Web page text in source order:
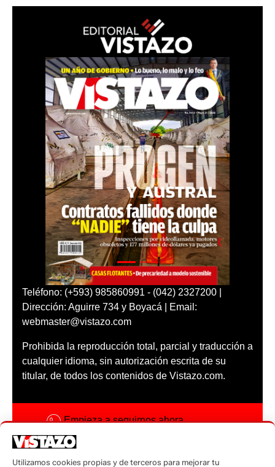
Teléfono: (+593) 985860991 - (042) 2327200 |
Dirección: Aguirre 734 y Boyacá | Email:
webmaster@vistazo.com
Prohibida la reproducción total, parcial y traducción a
cualquier idioma, sin autorización escrita de su
titular, de todos los contenidos de Vistazo.com.
Empieza a seguirnos ahora
Código ética
Utilizamos cookies propias y de terceros para mejorar tu